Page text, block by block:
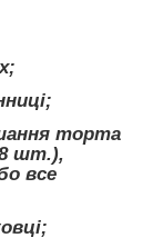
торта
шт.),
все